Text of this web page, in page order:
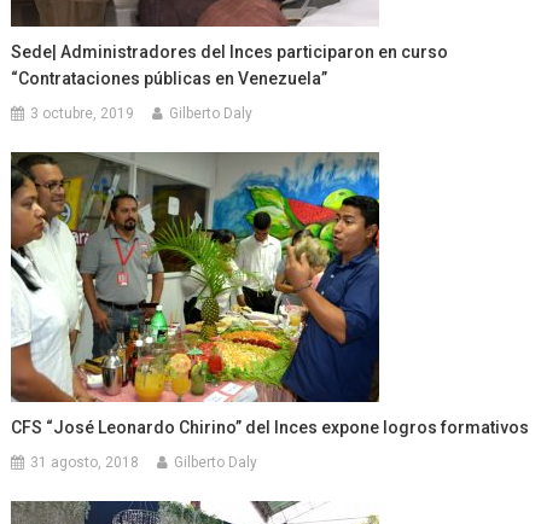
Sede| Administradores del Inces participaron en curso
“Contrataciones públicas en Venezuela”
3 octubre, 2019 Gilberto Daly
CFS “José Leonardo Chirino” del Inces expone logros formativos
31 agosto, 2018 Gilberto Daly